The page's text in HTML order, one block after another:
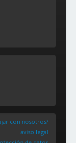
con nosotros?
aviso legal